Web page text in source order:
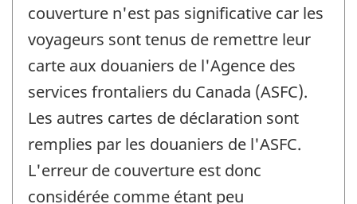
couverture n'est pas significative car les
voyageurs sont tenus de remettre leur
carte aux douaniers de l'Agence des
services frontaliers du Canada (ASFC).
Les autres cartes de déclaration sont
remplies par les douaniers de l'ASFC.
L'erreur de couverture est donc
considérée comme étant peu